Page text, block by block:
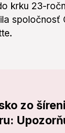
krku 23-
spoločnosť
zo